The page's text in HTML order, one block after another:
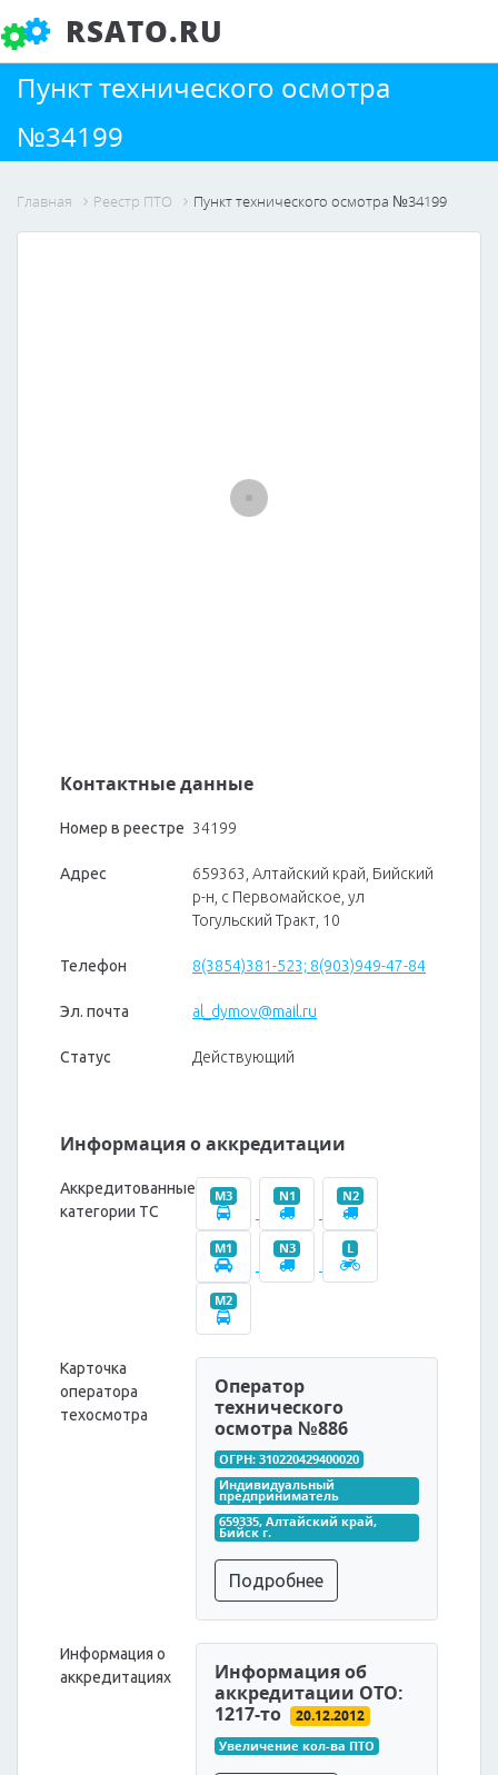
RSATO.RU
Пункт технического осмотра
№34199
Главная Реестр ПТО Пункт технического осмотра №34199
Контактные данные
Номер в реестре 34199
Адрес
659363, Алтайский край, Бийский
р-н, с Первомайское, ул
Тогульский Тракт, 10
Телефон 8(3854)381-523; 8(903)949-47-84
Эл. почта al_dymov@mail.ru
Статус Действующий
Информация о аккредитации
Аккредитованные
категории ТС
M3 N1 N2
M1 N3 L
M2
Карточка
оператора
техосмотра
Оператор
технического
осмотра №886
ОГРН: 310220429400020
Индивидуальный
предприниматель
659335, Алтайский край,
Бийск г.
Подробнее
Информация о
аккредитациях
Информация об
аккредитации ОТО:
1217-то
20.12.2012
Увеличение кол-ва ПТО